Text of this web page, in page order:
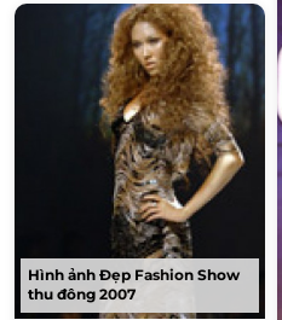
Hình ảnh Đẹp Fashion Show
thu đông 2007